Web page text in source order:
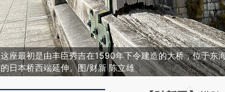
这座最初是由丰臣秀吉在1590年下令建造的大桥，位于东
的日本桥西端延伸。图/财新 陈立雄